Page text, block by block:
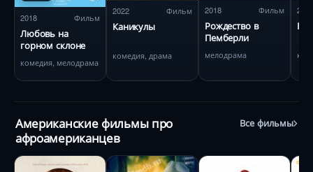
2018 Фильм
Любовь на
горном склоне
комедия, мелодрама
2022 Фильм
Каникулы
комедия, драма
2018 Фильм
Рождество в
Пемберли
мелодрама
2008
Американские фильмы про
афроамериканцев
Все фильмы